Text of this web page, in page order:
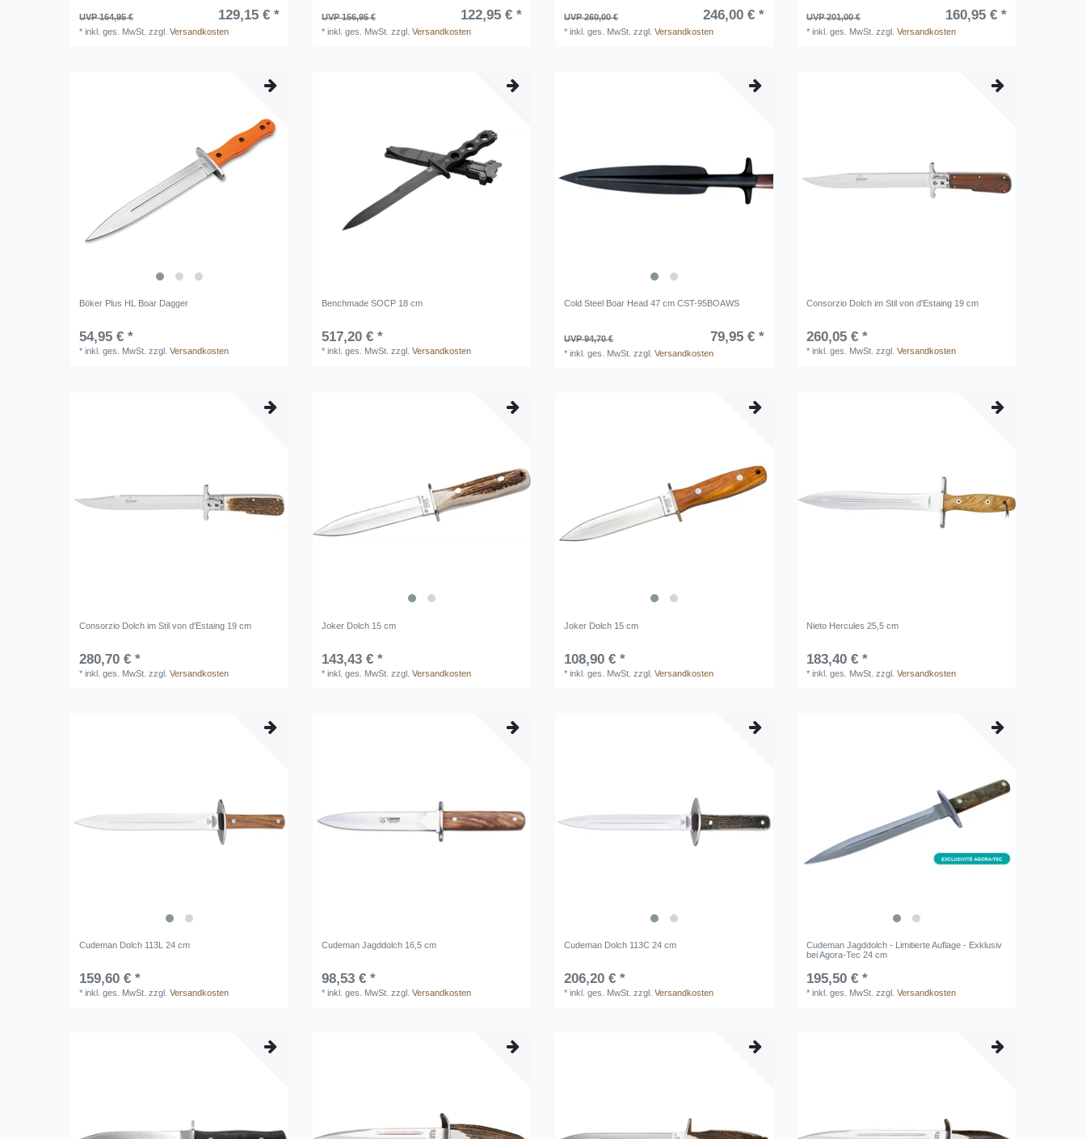
UVP 164,95 € 129,15 € *
*inkl. ges. MwSt. zzgl.Versandkosten
UVP 156,95 € 122,95 € *
*inkl. ges. MwSt. zzgl.Versandkosten
UVP 260,00 € 246,00 € *
*inkl. ges. MwSt. zzgl.Versandkosten
UVP 201,00 € 160,95 € *
*inkl. ges. MwSt. zzgl.Versandkosten
Böker Plus HL Boar Dagger
54,95 € *
*inkl. ges. MwSt. zzgl.Versandkosten
Benchmade SOCP 18 cm
517,20 € *
*inkl. ges. MwSt. zzgl.Versandkosten
Cold Steel Boar Head 47 cm CST-95BOAWS
UVP 94,70 € 79,95 € *
*inkl. ges. MwSt. zzgl.Versandkosten
Consorzio Dolch im Stil von d'Estaing 19 cm
260,05 € *
*inkl. ges. MwSt. zzgl.Versandkosten
Consorzio Dolch im Stil von d'Estaing 19 cm
280,70 € *
*inkl. ges. MwSt. zzgl.Versandkosten
Joker Dolch 15 cm
143,43 € *
*inkl. ges. MwSt. zzgl.Versandkosten
Joker Dolch 15 cm
108,90 € *
*inkl. ges. MwSt. zzgl.Versandkosten
Nieto Hercules 25,5 cm
183,40 € *
*inkl. ges. MwSt. zzgl.Versandkosten
Cudeman Dolch 113L 24 cm
159,60 € *
*inkl. ges. MwSt. zzgl.Versandkosten
Cudeman Jagddolch 16,5 cm
98,53 € *
*inkl. ges. MwSt. zzgl.Versandkosten
Cudeman Dolch 113C 24 cm
206,20 € *
*inkl. ges. MwSt. zzgl.Versandkosten
Cudeman Jagddolch - Limitierte Auflage - Exklusiv
bei Agora-Tec 24 cm
195,50 € *
*inkl. ges. MwSt. zzgl.Versandkosten